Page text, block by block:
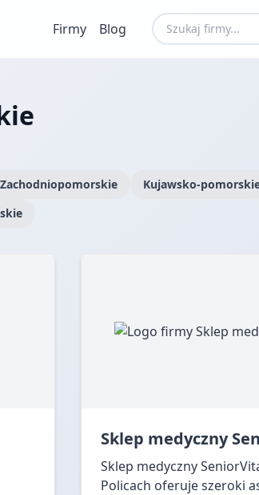
Firmy Blog
Zachodniopomorskie Kujawsko-
Sklep medyczny
Sklep medyczny
Policach oferuje szeroki